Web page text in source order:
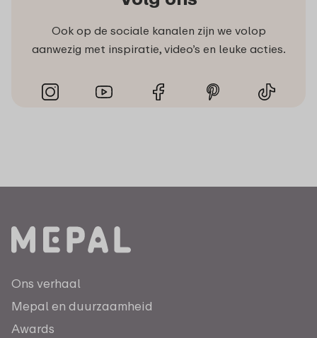
Ook op de sociale kanalen zijn we volop
aanwezig met inspiratie, video’s en leuke acties.
Ons verhaal
Mepal en duurzaamheid
Awards